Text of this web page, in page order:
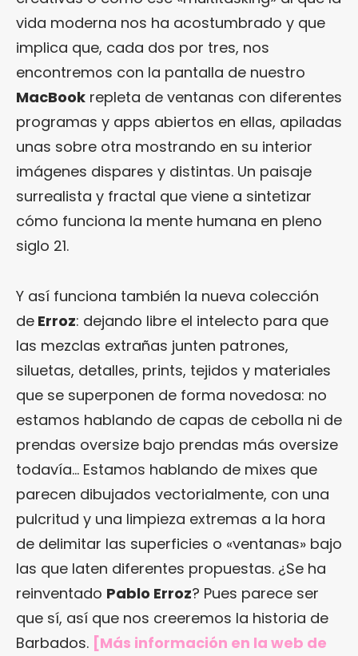
vida moderna nos ha acostumbrado y que
implica que, cada dos por tres, nos
encontremos con la pantalla de nuestro
MacBook repleta de ventanas con diferentes
programas y apps abiertos en ellas, apiladas
unas sobre otra mostrando en su interior
imágenes dispares y distintas. Un paisaje
surrealista y fractal que viene a sintetizar
cómo funciona la mente humana en pleno
siglo 21.
Y así funciona también la nueva colección
de Erroz: dejando libre el intelecto para que
las mezclas extrañas junten patrones,
siluetas, detalles, prints, tejidos y materiales
que se superponen de forma novedosa: no
estamos hablando de capas de cebolla ni de
prendas oversize bajo prendas más oversize
todavía… Estamos hablando de mixes que
parecen dibujados vectorialmente, con una
pulcritud y una limpieza extremas a la hora
de delimitar las superficies o «ventanas» bajo
las que laten diferentes propuestas. ¿Se ha
reinventado Pablo Erroz? Pues parece ser
que sí, así que nos creeremos la historia de
Barbados. [Más información en la web de